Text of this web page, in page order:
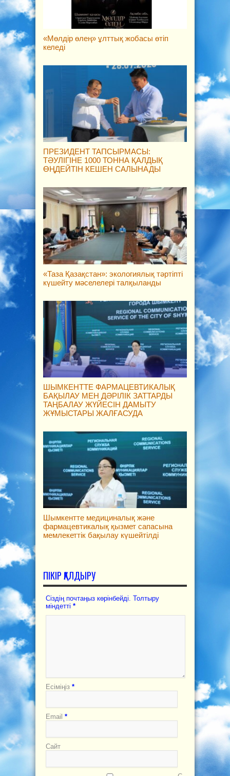
«Мөлдір өлең» ұлттық жобасы өтіп
келеді
ПРЕЗИДЕНТ ТАПСЫРМАСЫ:
ТӘУЛІГІНЕ 1000 ТОННА ҚАЛДЫҚ
ӨҢДЕЙТІН КЕШЕН САЛЫНАДЫ
«Таза Қазақстан»: экологиялық тәртіпті
күшейту мәселелері талқыланды
ШЫМКЕНТТЕ ФАРМАЦЕВТИКАЛЫҚ
БАҚЫЛАУ МЕН ДӘРІЛІК ЗАТТАРДЫ
ТАҢБАЛАУ ЖҮЙЕСІН ДАМЫТУ
ЖҰМЫСТАРЫ ЖАЛҒАСУДА
Шымкентте медициналық және
фармацевтикалық қызмет сапасына
мемлекеттік бақылау күшейтілді
ПІКІР ҚАЛДЫРУ
Сіздің почтаңыз көрінбейді. Толтыру
міндетті *
Есіміңіз *
Email *
Сайт